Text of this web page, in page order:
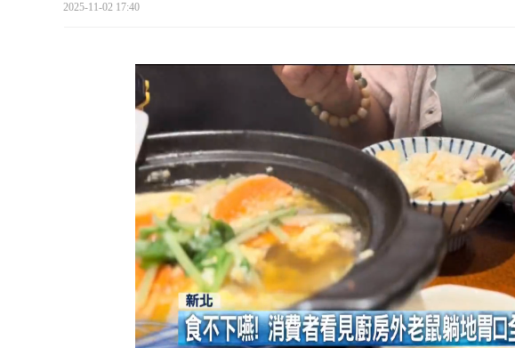
白海豚沒放假惹怨 蔣萬安挨轟
大貨車疲駕又吸毒逆向撞 小客車
2025-11-02 17:40